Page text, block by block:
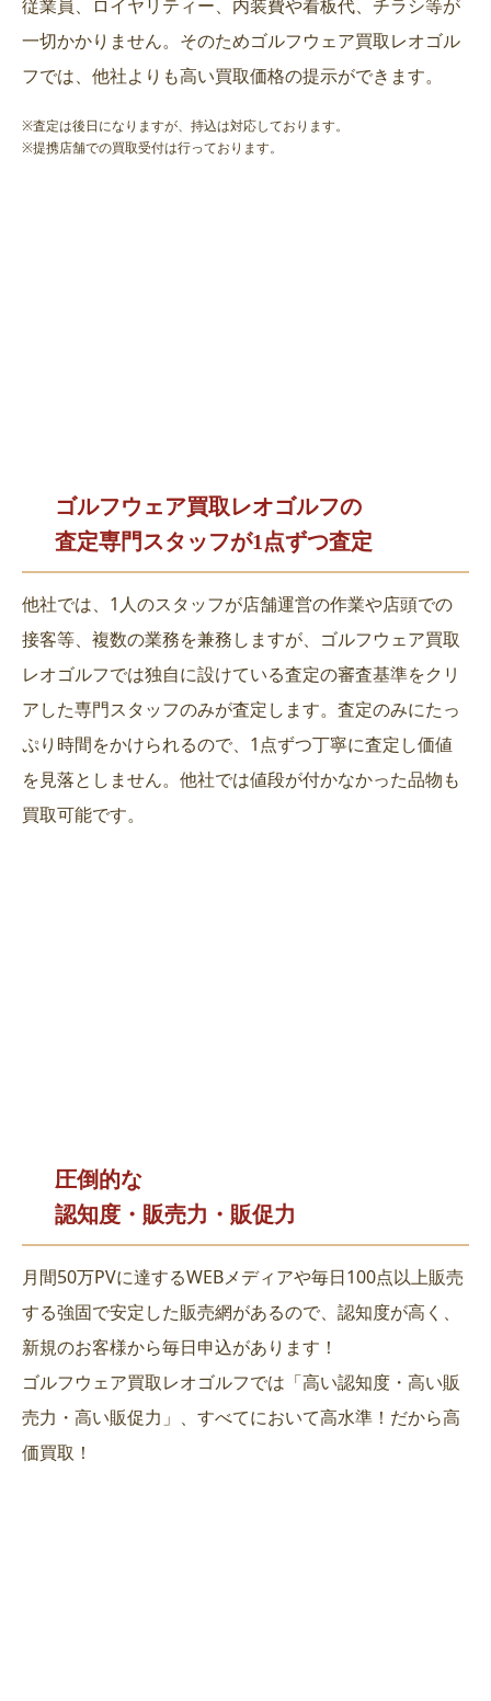
従業員、ロイヤリティー、内装費や看板代、チラシ等が
一切かかりません。そのためゴルフウェア買取レオゴル
フでは、他社よりも高い買取価格の提示ができます。
※査定は後日になりますが、持込は対応しております。
※提携店舗での買取受付は行っております。
ゴルフウェア買取レオゴルフの
査定専門スタッフが1点ずつ査定
他社では、1人のスタッフが店舗運営の作業や店頭での
接客等、複数の業務を兼務しますが、ゴルフウェア買取
レオゴルフでは独自に設けている査定の審査基準をクリ
アした専門スタッフのみが査定します。査定のみにたっ
ぷり時間をかけられるので、1点ずつ丁寧に査定し価値
を見落としません。他社では値段が付かなかった品物も
買取可能です。
圧倒的な
認知度・販売力・販促力
月間50万PVに達するWEBメディアや毎日100点以上販売
する強固で安定した販売網があるので、認知度が高く、
新規のお客様から毎日申込があります！
ゴルフウェア買取レオゴルフでは「高い認知度・高い販
売力・高い販促力」、すべてにおいて高水準！だから高
価買取！